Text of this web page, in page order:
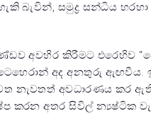
බැවින්, සමුද්‍ර සන්ධිය
අවහිර කිරීමට එරෙහිව
ටෙහෙරාන් අද අනතුරු
නැවතත් අවධාරණය කර
කරන අතර සිවිල් න්‍යෂ්ටික